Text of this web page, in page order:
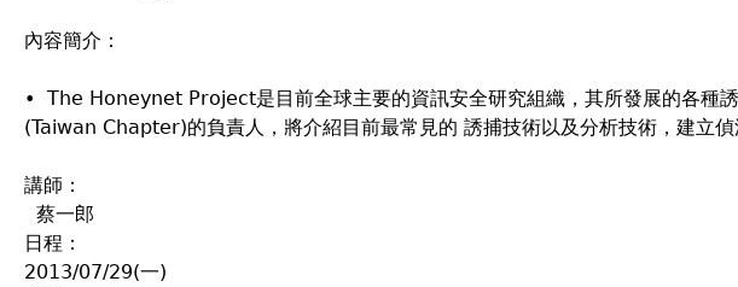
內容簡介：
• The Honeynet Project是目前全球主要的資訊安全研究組織，其所發展的各種
(Taiwan Chapter)的負責人，將介紹目前最常見的 誘捕技術以及分析技術，建立
講師：
蔡一郎
日程：
2013/07/29(一)